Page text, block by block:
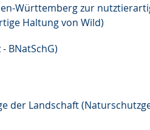
Württemberg zur
Haltung von Wild)
BNatSchG)
der Landschaft